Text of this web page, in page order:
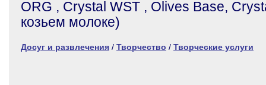
ORG , Crystal WST , Olives Base,
козьем молоке)
Досуг и развлечения / Творчество / Творческие услуги